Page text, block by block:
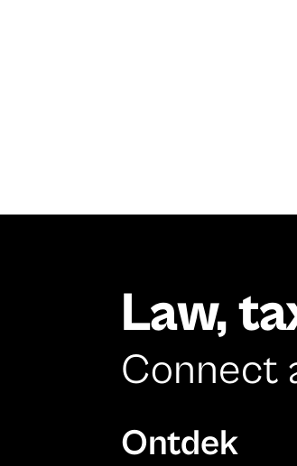
Law,
Connect
Ontdek